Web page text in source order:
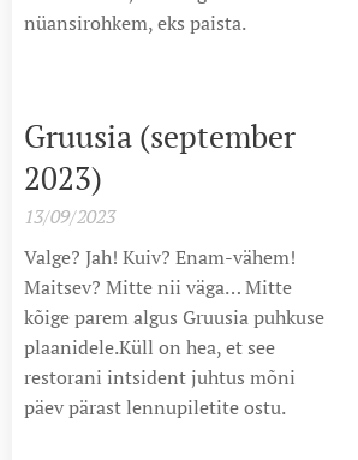
nüansirohkem, eks paista.
Gruusia (september
2023)
13/09/2023
Valge? Jah! Kuiv? Enam-vähem!
Maitsev? Mitte nii väga… Mitte
kõige parem algus Gruusia puhkuse
plaanidele.Küll on hea, et see
restorani intsident juhtus mõni
päev pärast lennupiletite ostu.